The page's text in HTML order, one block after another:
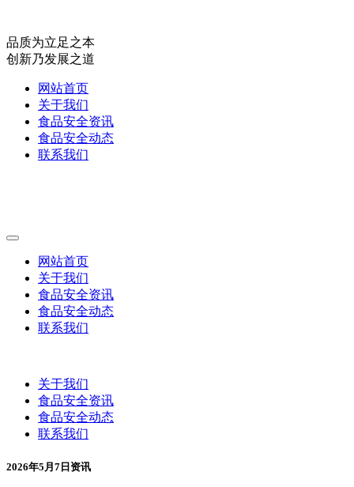
品质为立足之本
创新乃发展之道
网站首页
关于我们
食品安全资讯
食品安全动态
联系我们
网站首页
关于我们
食品安全资讯
食品安全动态
联系我们
关于我们
食品安全资讯
食品安全动态
联系我们
2026年5月7日资讯